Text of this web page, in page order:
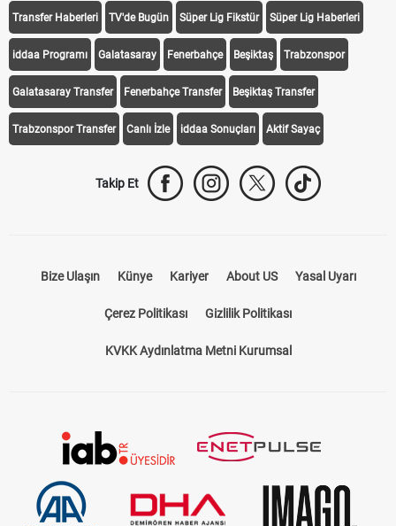
Transfer Haberleri TV'de Bugün Süper Lig Fikstür Süper Lig Haberleri
iddaa Programı Galatasaray Fenerbahçe Beşiktaş Trabzonspor
Galatasaray Transfer Fenerbahçe Transfer Beşiktaş Transfer
Trabzonspor Transfer Canlı İzle iddaa Sonuçları Aktif Sayaç
Takip Et
Bize Ulaşın Künye Kariyer About US Yasal Uyarı
Çerez Politikası Gizlilik Politikası
KVKK Aydınlatma Metni Kurumsal